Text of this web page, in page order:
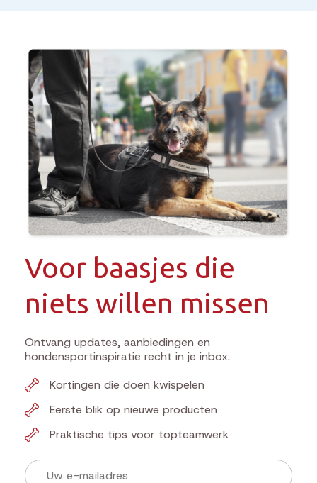
Voor baasjes die
niets willen missen
Ontvang updates, aanbiedingen en
hondensportinspiratie recht in je inbox.
Kortingen die doen kwispelen
Eerste blik op nieuwe producten
Praktische tips voor topteamwerk